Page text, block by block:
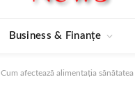
Business & Finanțe
Cum afectează alimentația